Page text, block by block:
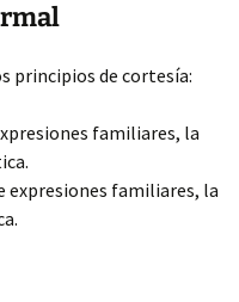
principios de cortesía:
familiares, la
expresiones familiares, la